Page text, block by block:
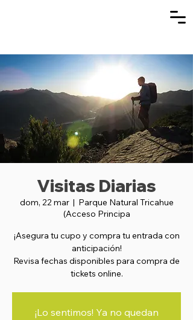
Visitas Diarias
dom, 22 mar
  |
Parque Natural Tricahue
(Acceso Principa
¡Asegura tu cupo y compra tu entrada con
anticipación!
Revisa fechas disponibles para compra de
tickets online.
¡Lo sentimos! Ya no quedan